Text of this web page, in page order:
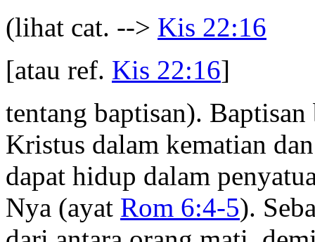
(lihat cat. --> Kis 22:16
[atau ref. Kis 22:16]
tentang baptisan).
Kristus dalam kematian
dapat hidup dalam
Nya (ayat Rom 6:4-5).